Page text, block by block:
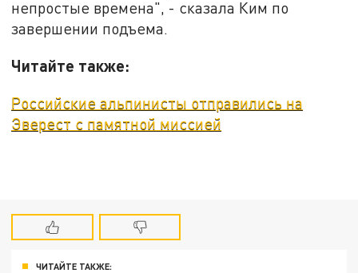
непростые времена", - сказала Ким по
завершении подъема.
Читайте также:
Российские альпинисты отправились на
Эверест с памятной миссией
ЧИТАЙТЕ ТАКЖЕ: